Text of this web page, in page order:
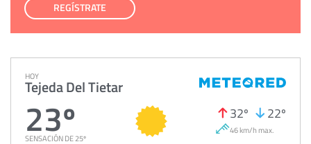
REGÍSTRATE
HOY
Tejeda Del Tietar
23º
SENSACIÓN DE 25º
32º 22º
46 km/h max.